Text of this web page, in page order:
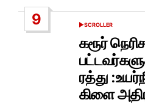
9
POSTED
SCROLLER
கரூர்
ரத்து
கிளை